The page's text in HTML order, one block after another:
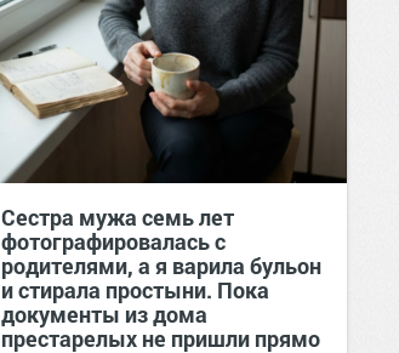
Сестра мужа семь лет
фотографировалась с
родителями, а я варила бульон
и стирала простыни. Пока
документы из дома
престарелых не пришли прямо